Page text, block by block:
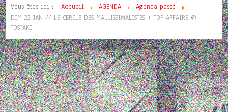
Vous êtes ici : Accueil AGENDA
Agenda passé
DIM 22 JAN // LE CERCLE DES MALLISSIMALISTES + TOP AFFAIRE @
TOSTAKI